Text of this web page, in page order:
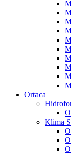
Ortaca
Klima